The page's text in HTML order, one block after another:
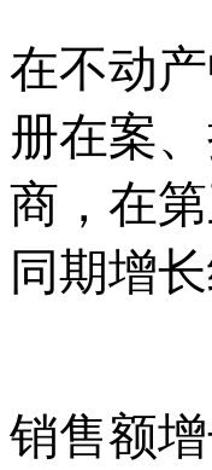
在不动
册在案
商，在
同期增长
销售额